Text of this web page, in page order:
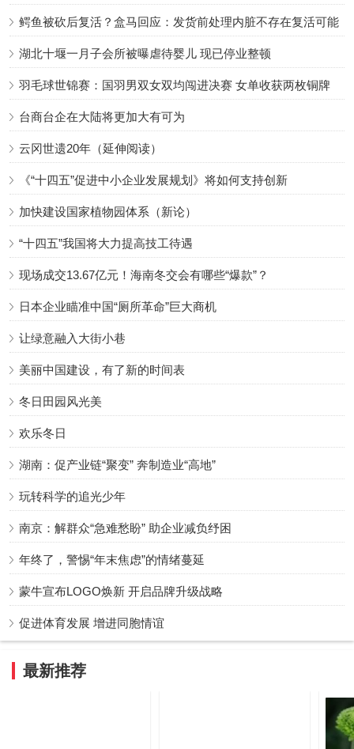
鳄鱼被砍后复活？盒马回应：发货前处理内脏不存在复活可能
湖北十堰一月子会所被曝虐待婴儿 现已停业整顿
羽毛球世锦赛：国羽男双女双均闯进决赛 女单收获两枚铜牌
台商台企在大陆将更加大有可为
云冈世遗20年（延伸阅读）
《“十四五”促进中小企业发展规划》将如何支持创新
加快建设国家植物园体系（新论）
“十四五”我国将大力提高技工待遇
现场成交13.67亿元！海南冬交会有哪些“爆款”？
日本企业瞄准中国“厕所革命”巨大商机
让绿意融入大街小巷
美丽中国建设，有了新的时间表
冬日田园风光美
欢乐冬日
湖南：促产业链“聚变” 奔制造业“高地”
玩转科学的追光少年
南京：解群众“急难愁盼” 助企业减负纾困
年终了，警惕“年末焦虑”的情绪蔓延
蒙牛宣布LOGO焕新 开启品牌升级战略
促进体育发展 增进同胞情谊
最新推荐